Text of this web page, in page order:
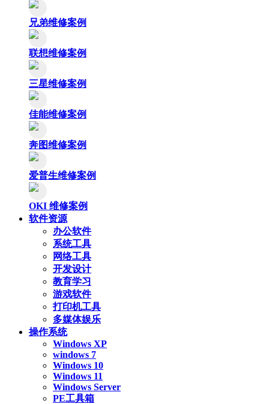
兄弟维修案例
联想维修案例
三星维修案例
佳能维修案例
奔图维修案例
爱普生维修案例
OKI 维修案例
软件资源
办公软件
系统工具
网络工具
开发设计
教育学习
游戏软件
打印机工具
多媒体娱乐
操作系统
Windows XP
windows 7
Windows 10
Windows 11
Windows Server
PE工具箱